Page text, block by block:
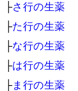
├さ行の生薬
├た行の生薬
├な行の生薬
├は行の生薬
├ま行の生薬